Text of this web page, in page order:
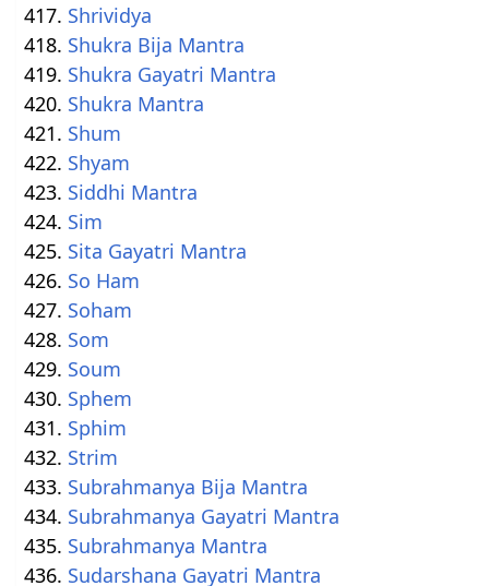
Shrividya
Shukra Bija Mantra
Shukra Gayatri Mantra
Shukra Mantra
Shum
Shyam
Siddhi Mantra
Sim
Sita Gayatri Mantra
So Ham
Soham
Som
Soum
Sphem
Sphim
Strim
Subrahmanya Bija Mantra
Subrahmanya Gayatri Mantra
Subrahmanya Mantra
Sudarshana Gayatri Mantra